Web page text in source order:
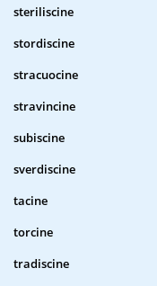
steriliscine
stordiscine
stracuocine
stravincine
subiscine
sverdiscine
tacine
torcine
tradiscine